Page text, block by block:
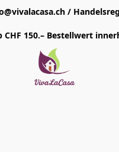
/
150.– Bestellwert